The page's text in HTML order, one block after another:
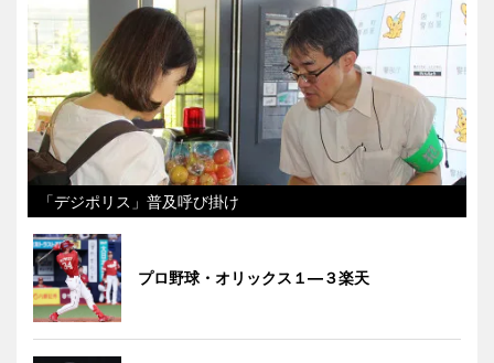
「デジポリス」普及呼び掛け
プロ野球・オリックス１―３楽天